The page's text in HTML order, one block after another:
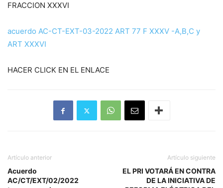
FRACCION XXXVI
acuerdo AC-CT-EXT-03-2022 ART 77 F XXXV -A,B,C y
ART XXXVI
HACER CLICK EN EL ENLACE
Artículo anterior
Acuerdo
AC/CT/EXT/02/2022
Artículo siguiente
EL PRI VOTARÁ EN CONTRA
DE LA INICIATIVA DE